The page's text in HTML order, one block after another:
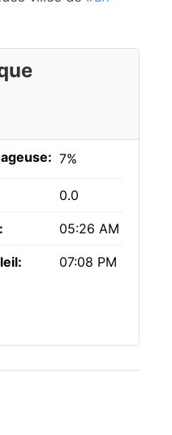
7%
0.0
05:26 AM
07:08 PM